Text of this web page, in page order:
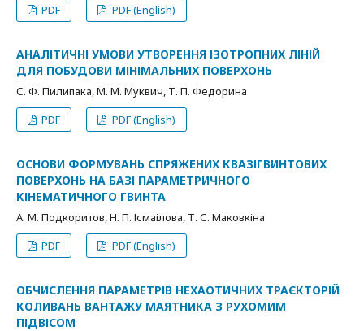
PDF
PDF (English)
АНАЛІТИЧНІ УМОВИ УТВОРЕННЯ ІЗОТРОПНИХ ЛІНІЙ
ДЛЯ ПОБУДОВИ МІНІМАЛЬНИХ ПОВЕРХОНЬ
С. Ф. Пилипака, М. М. Муквич, Т. П. Федорина
PDF
PDF (English)
ОСНОВИ ФОРМУВАНЬ СПРЯЖЕНИХ КВАЗІГВИНТОВИХ
ПОВЕРХОНЬ НА БАЗІ ПАРАМЕТРИЧНОГО
КІНЕМАТИЧНОГО ГВИНТА
А. М. Подкоритов, Н. П. Ісмаілова, Т. С. Маковкіна
PDF
PDF (English)
ОБЧИСЛЕННЯ ПАРАМЕТРІВ НЕХАОТИЧНИХ ТРАЄКТОРІЙ
КОЛИВАНЬ ВАНТАЖУ МАЯТНИКА З РУХОМИМ
ПІДВІСОМ